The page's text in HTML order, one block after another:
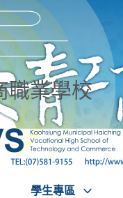
職業學校
學生專區